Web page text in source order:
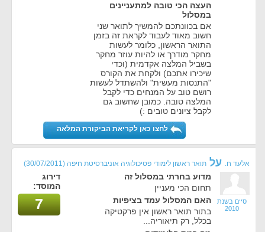
העצה הכי טובה למתעניינים
במסלול
אם בכוונתכם להמשיך לתואר שני
חשוב מאוד לעבוד לקראת זה בזמן
התואר הראשון, כלומר לעשות
מחקר מודרך או להיות עוזר מחקר
בשביל המלצה אקדמית (וכדי
שיכירו אתכם) ולקחת את הקורס
"התנסות מעשית" ולהשתדל לעשות
רושם טוב על המנחים כדי לקבל
המלצה טובה. כמובן שחשוב גם
לקבל ציונים טובים :)
לחצו כאן לקריאת הביקורת המלאה
אלעד ח. על תואר ראשון לימודי פסיכולוגיה אוניברסיטת חיפה (30/07/2011)
סיים בשנת
2010
מדוע בחרתי במסלול זה
תחום הכי מעניין
האם המסלול עמד בציפיות
בתור תואר ראשון אין פרקטיקה
בכלל, רק תיאוריה...
דירוג
המוסד:
7